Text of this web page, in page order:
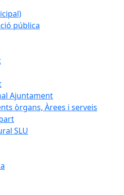
pública
Ajuntament
òrgans, Àrees i serveis
SLU